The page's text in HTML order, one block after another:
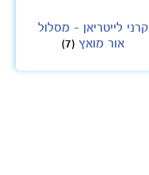
קרני לייטריאן - מסלול
אור מואץ(7)